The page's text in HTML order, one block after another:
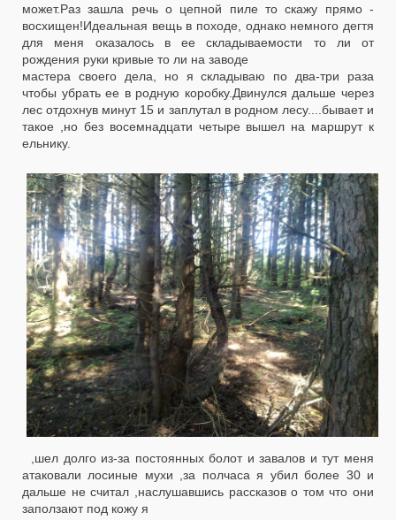
может.Раз зашла речь о цепной пиле то скажу прямо -
восхищен!Идеальная вещь в походе, однако немного дегтя
для меня оказалось в ее складываемости то ли от
рождения руки кривые то ли на заводе
мастера своего дела, но я складываю по два-три раза
чтобы убрать ее в родную коробку.Двинулся дальше через
лес отдохнув минут 15 и заплутал в родном лесу....бывает и
такое ,но без восемнадцати четыре вышел на маршрут к
ельнику.
,шел долго из-за постоянных болот и завалов и тут меня
атаковали лосиные мухи ,за полчаса я убил более 30 и
дальше не считал ,наслушавшись рассказов о том что они
заползают под кожу я